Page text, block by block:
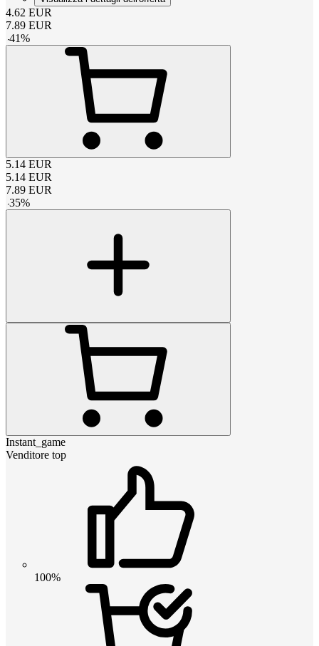
4.62 EUR
7.89 EUR
-41%
5.14 EUR
5.14 EUR
7.89 EUR
-35%
Instant_game
Venditore top
100%